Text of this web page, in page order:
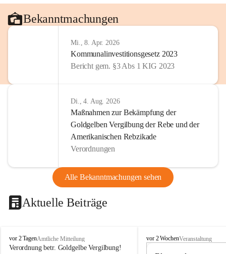
Bekanntmachungen
Mi., 8. Apr. 2026
Kommunalinvestitionsgesetz 2023
Bericht gem. §3 Abs 1 KIG 2023
Di., 4. Aug. 2026
Maßnahmen zur Bekämpfung der
Goldgelben Vergilbung der Rebe und der
Amerikanischen Rebzikade
Verordnungen
Alle Bekanntmachungen sehen
Aktuelle Beiträge
B
r
vor 2 TagenAmtliche Mitteilung
Verordnung betr. Goldgelbe Vergilbung!
B
vor 2 WochenVeranstaltung